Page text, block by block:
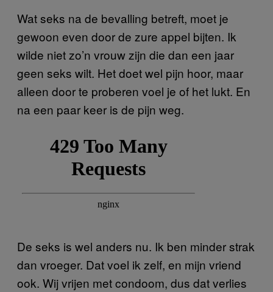
Wat seks na de bevalling betreft, moet je
gewoon even door de zure appel bijten. Ik
wilde niet zo’n vrouw zijn die dan een jaar
geen seks wilt. Het doet wel pijn hoor, maar
alleen door te proberen voel je of het lukt. En
na een paar keer is de pijn weg.
De seks is wel anders nu. Ik ben minder strak
dan vroeger. Dat voel ik zelf, en mijn vriend
ook. Wij vrijen met condoom, dus dat verlies